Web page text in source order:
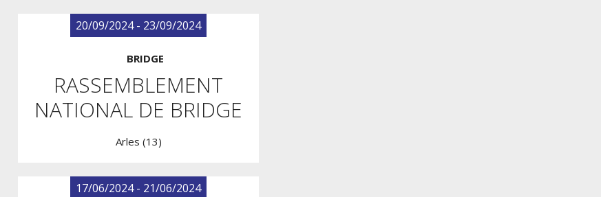
20/09/2024 - 23/09/2024
BRIDGE
RASSEMBLEMENT
NATIONAL DE BRIDGE
Arles (13)
17/06/2024 - 21/06/2024